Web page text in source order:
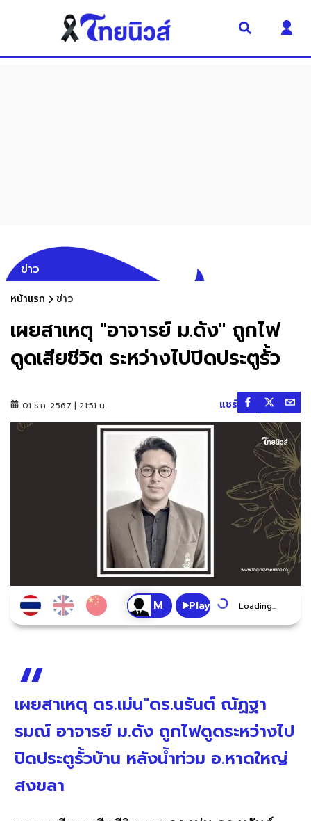
ข่าว
หน้าแรก ข่าว
เผยสาเหตุ "อาจารย์ ม.ดัง" ถูกไฟ
ดูดเสียชีวิต ระหว่างไปปิดประตูรั้ว
01 ธ.ค. 2567 | 21:51 น. แชร์
Play Loading...
เผยสาเหตุ ดร.เม่น"ดร.นรันต์ ณัฏฐา
รมณ์ อาจารย์ ม.ดัง ถูกไฟดูดระหว่างไป
ปิดประตูรั้วบ้าน หลังน้ำท่วม อ.หาดใหญ่
สงขลา